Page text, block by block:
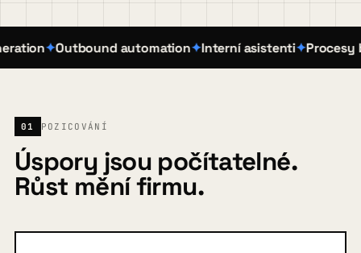
Outbound automation Interní asistenti Procesy
01 POZICOVÁNÍ
Úspory jsou počítatelné.
Růst mění firmu.